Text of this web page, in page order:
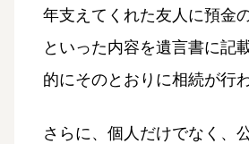
年支えてくれた友人に預金
といった内容を遺言書に記
的にそのとおりに相続が行
さらに、個人だけでなく、